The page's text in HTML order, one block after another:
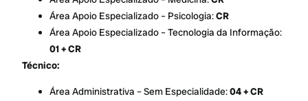
Área Apoio Especializado – Psicologia:CR
Área Apoio Especializado – Tecnologia da Informação:
01 + CR
Técnico:
Área Administrativa – Sem Especialidade:04 + CR